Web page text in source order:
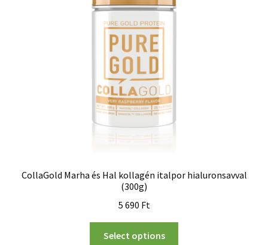
CollaGold Marha és Hal kollagén italpor hialuronsavval
(300g)
5 690 Ft
Select options